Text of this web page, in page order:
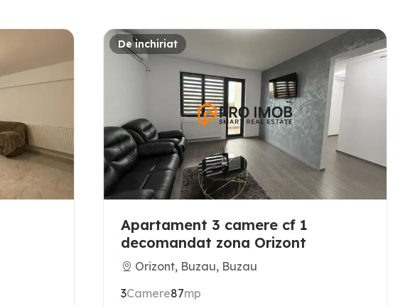
De inchiriat
Apartament 3 camere cf 1
decomandat zona Orizont
Orizont, Buzau, Buzau
3Camere87mp